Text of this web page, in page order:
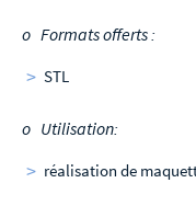
o Formats offerts :
STL
o Utilisation:
réalisation de